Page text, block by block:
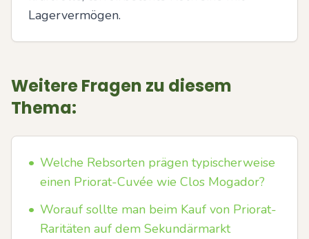
Lagervermögen.
Weitere Fragen zu diesem
Thema:
• Welche Rebsorten prägen typischerweise
einen Priorat-Cuvée wie Clos Mogador?
• Worauf sollte man beim Kauf von Priorat-
Raritäten auf dem Sekundärmarkt